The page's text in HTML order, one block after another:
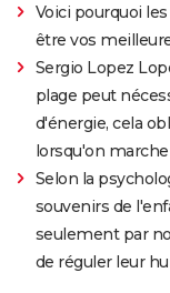
Voici pourquoi
être vos
Sergio Lopez
plage peut
d'énergie, cela
lorsqu'on
Selon la
souvenirs de
seulement par
de réguler leur